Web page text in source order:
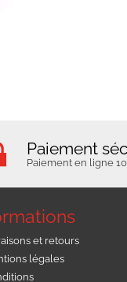
Paiement
Paiement en ligne
et retours
légales